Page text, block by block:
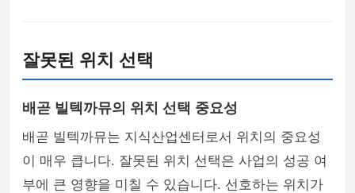
잘못된 위치 선택
배곧 빌텍까뮤의 위치 선택 중요성
배곧 빌텍까뮤는 지식산업센터로서 위치의 중요성
이 매우 큽니다. 잘못된 위치 선택은 사업의 성공 여
부에 큰 영향을 미칠 수 있습니다. 선호하는 위치가